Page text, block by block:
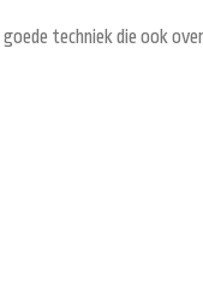
techniek die ook